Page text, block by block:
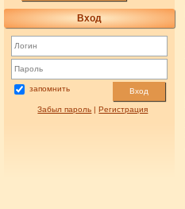
Вход
запомнить Вход
Забыл пароль |Регистрация